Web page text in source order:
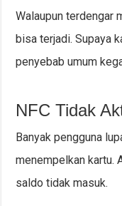
Walaupun terdengar
bisa terjadi. Supaya
penyebab umum
NFC Tidak
Banyak pengguna
menempelkan kartu.
saldo tidak masuk.